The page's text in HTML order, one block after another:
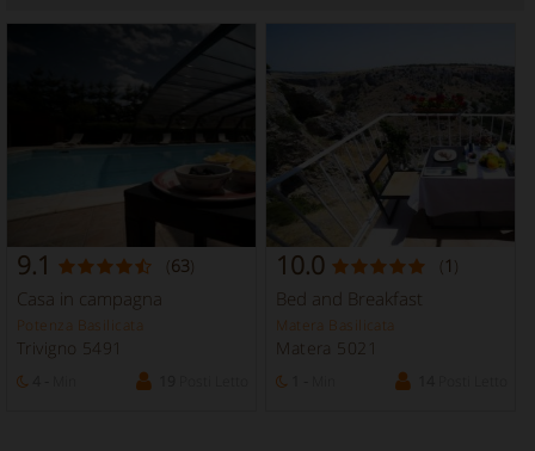
9.1 (63)
Casa in campagna
Potenza Basilicata
Trivigno 5491
10.0 ( 1 )
Bed and Breakfast
Matera Basilicata
Matera 5021